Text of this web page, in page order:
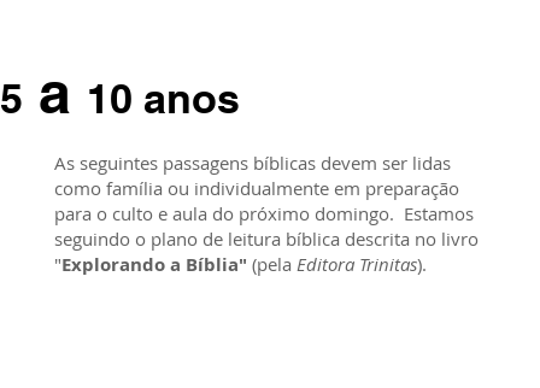
5 a 10 anos
As seguintes passagens bíblicas devem ser lidas
como família ou individualmente em preparação
para o culto e aula do próximo domingo. Estamos
seguindo o plano de leitura bíblica descrita no livro
"Explorando a Bíblia" (pela Editora Trinitas).